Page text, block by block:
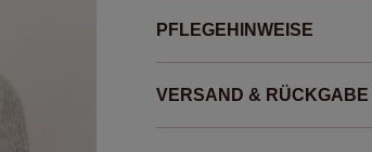
PFLEGEHINWEISE
VERSAND & RÜCKGABE